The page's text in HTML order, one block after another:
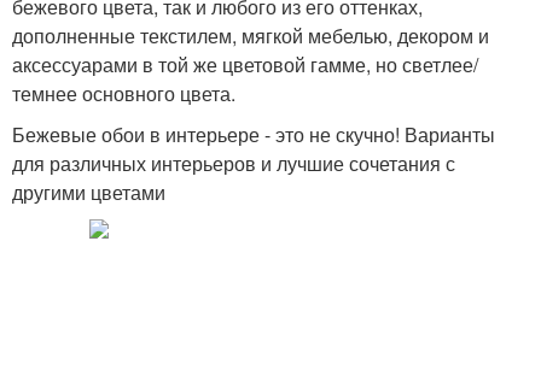
бежевого цвета, так и любого из его оттенках,
дополненные текстилем, мягкой мебелью, декором и
аксессуарами в той же цветовой гамме, но светлее/
темнее основного цвета.
Бежевые обои в интерьере - это не скучно! Варианты
для различных интерьеров и лучшие сочетания с
другими цветами